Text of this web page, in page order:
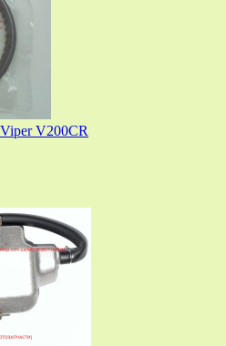
V200CR